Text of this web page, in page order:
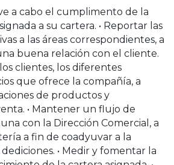
a cabo el cumplimento de la
a su cartera. • Reportar las
a las áreas correspondientes, a
buena relación con el cliente.
clientes, los diferentes
que ofrece la compañía, a
de productos y
• Mantener un flujo de
con la Dirección Comercial, a
a fin de coadyuvar a la
• Medir y fomentar la